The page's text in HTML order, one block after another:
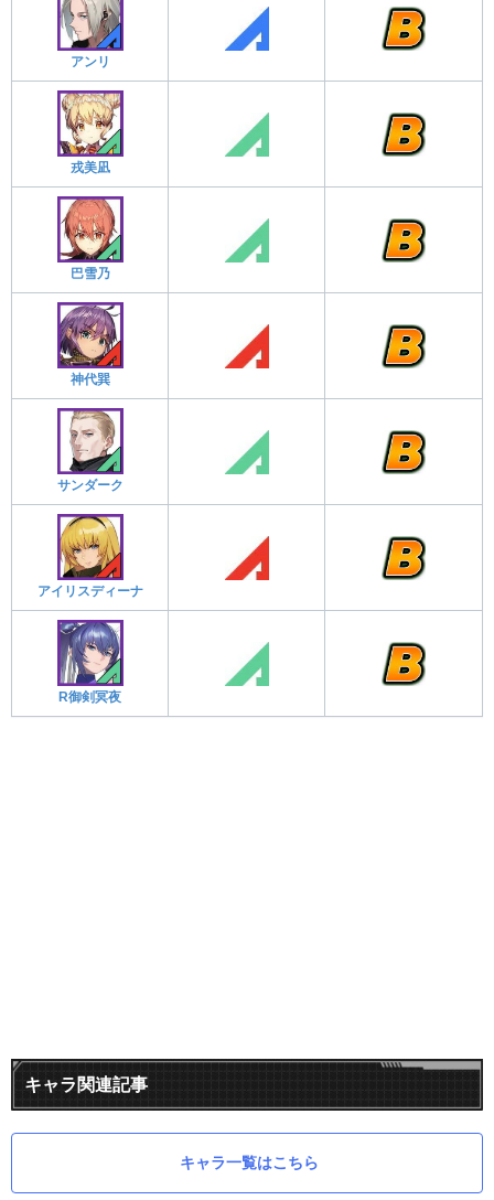
アンリ
戎美凪
巴雪乃
神代巽
サンダーク
アイリスディーナ
R御剣冥夜
キャラ関連記事
キャラ一覧はこちら